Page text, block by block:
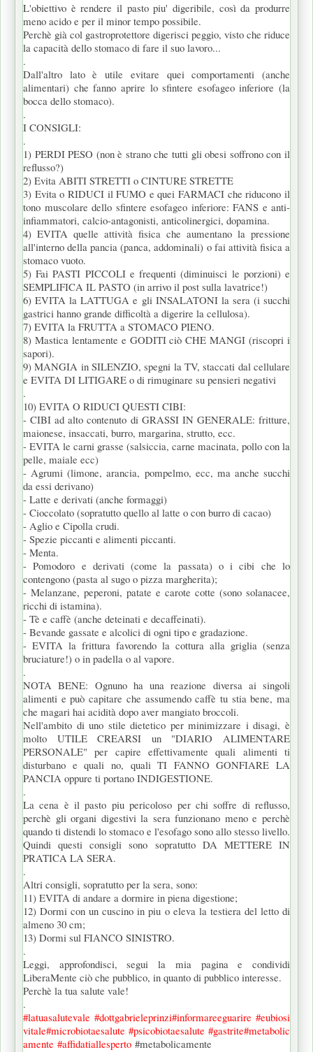
L'obiettivo è rendere il pasto piu' digeribile, così da produrre
meno acido e per il minor tempo possibile.
Perchè già col gastroprotettore digerisci peggio, visto che riduce
la capacità dello stomaco di fare il suo lavoro...
.
Dall'altro lato è utile evitare quei comportamenti (anche
alimentari) che fanno aprire lo sfintere esofageo inferiore (la
bocca dello stomaco).
.
I CONSIGLI:
.
1) PERDI PESO (non è strano che tutti gli obesi soffrono con il
reflusso?)
2) Evita ABITI STRETTI o CINTURE STRETTE
3) Evita o RIDUCI il FUMO e quei FARMACI che riducono il
tono muscolare dello sfintere esofageo inferiore: FANS e anti-
infiammatori, calcio-antagonisti, anticolinergici, dopamina.
4) EVITA quelle attività fisica che aumentano la pressione
all'interno della pancia (panca, addominali) o fai attività fisica a
stomaco vuoto.
5) Fai PASTI PICCOLI e frequenti (diminuisci le porzioni) e
SEMPLIFICA IL PASTO (in arrivo il post sulla lavatrice!)
6) EVITA la LATTUGA e gli INSALATONI la sera (i succhi
gastrici hanno grande difficoltà a digerire la cellulosa).
7) EVITA la FRUTTA a STOMACO PIENO.
8) Mastica lentamente e GODITI ciò CHE MANGI (riscopri i
sapori).
9) MANGIA in SILENZIO, spegni la TV, staccati dal cellulare
e EVITA DI LITIGARE o di rimuginare su pensieri negativi
.
10) EVITA O RIDUCI QUESTI CIBI:
- CIBI ad alto contenuto di GRASSI IN GENERALE: fritture,
maionese, insaccati, burro, margarina, strutto, ecc.
- EVITA le carni grasse (salsiccia, carne macinata, pollo con la
pelle, maiale ecc)
- Agrumi (limone, arancia, pompelmo, ecc, ma anche succhi
da essi derivano)
- Latte e derivati (anche formaggi)
- Cioccolato (sopratutto quello al latte o con burro di cacao)
- Aglio e Cipolla crudi.
- Spezie piccanti e alimenti piccanti.
- Menta.
- Pomodoro e derivati (come la passata) o i cibi che lo
contengono (pasta al sugo o pizza margherita);
- Melanzane, peperoni, patate e carote cotte (sono solanacee,
ricchi di istamina).
- Tè e caffè (anche deteinati e decaffeinati).
- Bevande gassate e alcolici di ogni tipo e gradazione.
- EVITA la frittura favorendo la cottura alla griglia (senza
bruciature!) o in padella o al vapore.
.
NOTA BENE: Ognuno ha una reazione diversa ai singoli
alimenti e può capitare che assumendo caffè tu stia bene, ma
che magari hai acidità dopo aver mangiato broccoli.
Nell'ambito di uno stile dietetico per minimizzare i disagi, è
molto UTILE CREARSI un "DIARIO ALIMENTARE
PERSONALE" per capire effettivamente quali alimenti ti
disturbano e quali no, quali TI FANNO GONFIARE LA
PANCIA oppure ti portano INDIGESTIONE.
.
La cena è il pasto piu pericoloso per chi soffre di reflusso,
perchè gli organi digestivi la sera funzionano meno e perchè
quando ti distendi lo stomaco e l'esofago sono allo stesso livello.
Quindi questi consigli sono sopratutto DA METTERE IN
PRATICA LA SERA.
.
Altri consigli, sopratutto per la sera, sono:
11) EVITA di andare a dormire in piena digestione;
12) Dormi con un cuscino in piu o eleva la testiera del letto di
almeno 30 cm;
13) Dormi sul FIANCO SINISTRO.
.
Leggi, approfondisci, segui la mia pagina e condividi
LiberaMente ciò che pubblico, in quanto di pubblico interesse.
Perchè la tua salute vale!
.
#latuasalutevale #dottgabrieleprinzi#informareeguarire #eubiosi
vitale#microbiotaesalute #psicobiotaesalute #gastrite#metabolic
amente #affidatiallesperto #metabolicamente